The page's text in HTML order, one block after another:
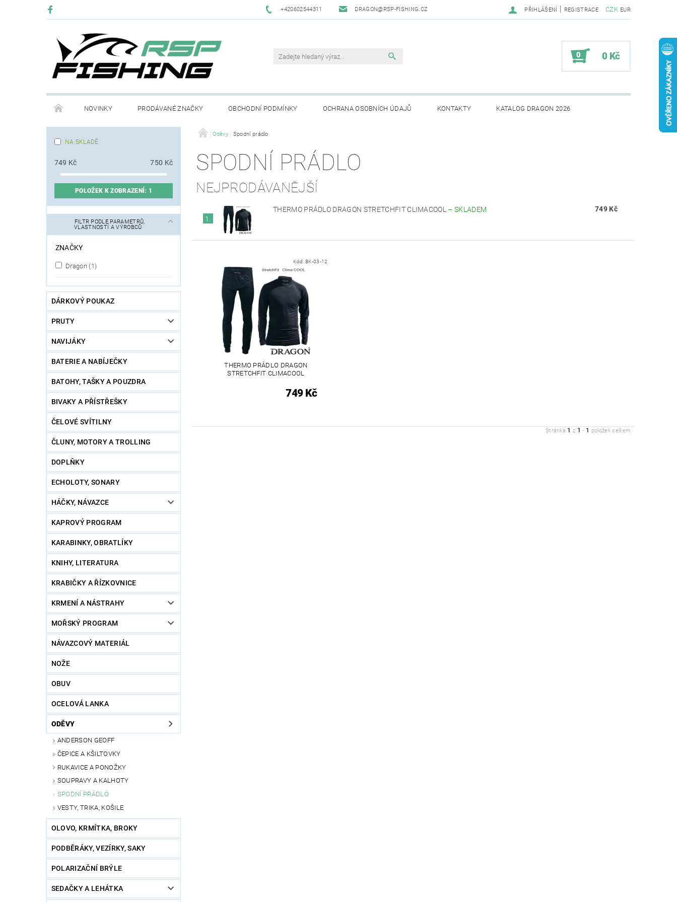
+420602544311 DRAGON@RSP-FISHING.CZ CZK EUR
PŘIHLÁŠENÍ | REGISTRACE
0 0 Kč
NOVINKY PRODÁVANÉ ZNAČKY OBCHODNÍ PODMÍNKY OCHRANA OSOBNÍCH ÚDAJŮ KONTAKTY KATALOG DRAGON 2026
NA SKLADĚ
749 Kč 750 Kč
POLOŽEK K ZOBRAZENÍ: 1
FILTR PODLE PARAMETRŮ,
VLASTNOSTÍ A VÝROBCŮ
ZNAČKY
Dragon (1)
DÁRKOVÝ POUKAZ
PRUTY
NAVIJÁKY
BATERIE A NABÍJEČKY
BATOHY, TAŠKY A POUZDRA
BIVAKY A PŘÍSTŘEŠKY
ČELOVÉ SVÍTILNY
ČLUNY, MOTORY A TROLLING
DOPLŇKY
ECHOLOTY, SONARY
HÁČKY, NÁVAZCE
KAPROVÝ PROGRAM
KARABINKY, OBRATLÍKY
KNIHY, LITERATURA
KRABIČKY A ŘÍZKOVNICE
KRMENÍ A NÁSTRAHY
MOŘSKÝ PROGRAM
NÁVAZCOVÝ MATERIÁL
NOŽE
OBUV
OCELOVÁ LANKA
ODĚVY
ANDERSON GEOFF
ČEPICE A KŠILTOVKY
RUKAVICE A PONOŽKY
SOUPRAVY A KALHOTY
SPODNÍ PRÁDLO
VESTY, TRIKA, KOŠILE
OLOVO, KRMÍTKA, BROKY
PODBĚRÁKY, VEZÍRKY, SAKY
POLARIZAČNÍ BRÝLE
SEDAČKY A LEHÁTKA
Oděvy Spodní prádlo
SPODNÍ PRÁDLO
NEJPRODÁVANĚJŠÍ
1.
THERMO PRÁDLO DRAGON STRETCHFIT CLIMACOOL –SKLADEM 749 Kč
Kód: BK-03-12
THERMO PRÁDLO DRAGON
STRETCHFIT CLIMACOOL
749 Kč
Stránka 1 z 1 - 1 položek celkem